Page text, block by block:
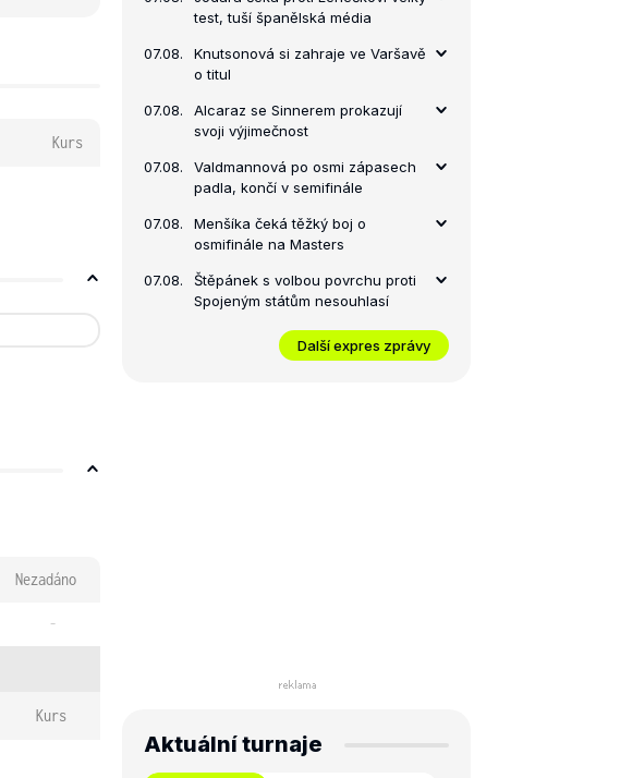
Kurs
Nezadáno
-
Kurs
test, tuší španělská média
07.08.
Knutsonová si zahraje ve Varšavě
o titul
07.08.
Alcaraz se Sinnerem prokazují
svoji výjimečnost
07.08.
Valdmannová po osmi zápasech
padla, končí v semifinále
07.08.
Menšíka čeká těžký boj o
osmifinále na Masters
07.08.
Štěpánek s volbou povrchu proti
Spojeným státům nesouhlasí
Další expres zprávy
Aktuální turnaje